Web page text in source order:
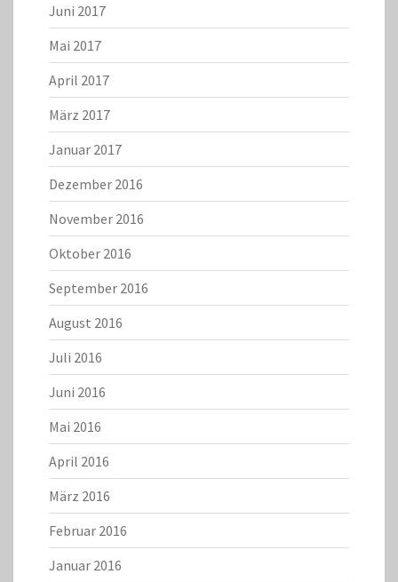
Juni 2017
Mai 2017
April 2017
März 2017
Januar 2017
Dezember 2016
November 2016
Oktober 2016
September 2016
August 2016
Juli 2016
Juni 2016
Mai 2016
April 2016
März 2016
Februar 2016
Januar 2016